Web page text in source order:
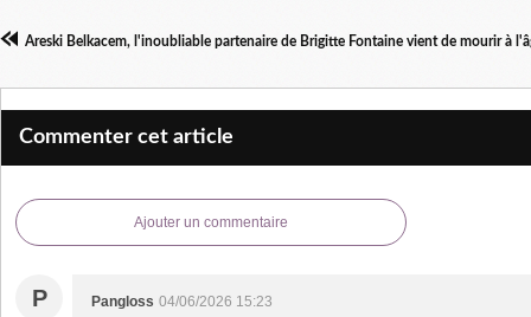
Commenter cet article
Ajouter un commentaire
P Pangloss 04/06/2026 15:23